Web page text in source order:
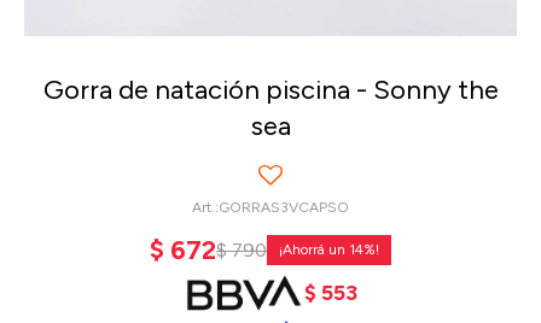
Gorra de natación piscina - Sonny the
sea
GORRAS3VCAPSO
$ 672$ 790 14
$ 553